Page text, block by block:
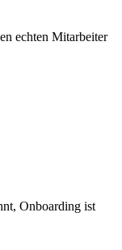
echten Mitarbeiter
Onboarding ist